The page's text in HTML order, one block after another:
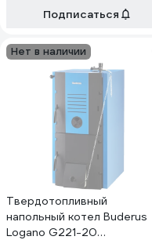
Подписаться
Нет в наличии
Твердотопливный
напольный котел Buderus
Logano G221-20